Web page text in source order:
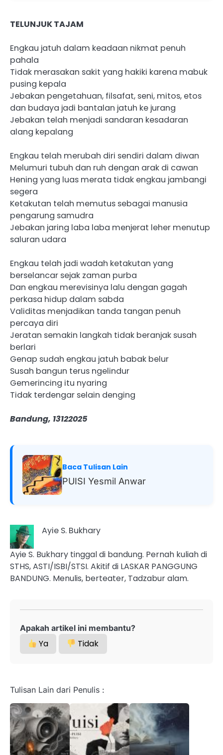
TELUNJUK TAJAM
Engkau jatuh dalam keadaan nikmat penuh
pahala
Tidak merasakan sakit yang hakiki karena mabuk
pusing kepala
Jebakan pengetahuan, filsafat, seni, mitos, etos
dan budaya jadi bantalan jatuh ke jurang
Jebakan telah menjadi sandaran kesadaran
alang kepalang
Engkau telah merubah diri sendiri dalam diwan
Melumuri tubuh dan ruh dengan arak di cawan
Hening yang luas merata tidak engkau jambangi
segera
Ketakutan telah memutus sebagai manusia
pengarung samudra
Jebakan jaring laba laba menjerat leher menutup
saluran udara
Engkau telah jadi wadah ketakutan yang
berselancar sejak zaman purba
Dan engkau merevisinya lalu dengan gagah
perkasa hidup dalam sabda
Validitas menjadikan tanda tangan penuh
percaya diri
Jeratan semakin langkah tidak beranjak susah
berlari
Genap sudah engkau jatuh babak belur
Susah bangun terus ngelindur
Gemerincing itu nyaring
Tidak terdengar selain denging
Bandung, 13122025
Baca Tulisan Lain
PUISI Yesmil Anwar
Ayie S. Bukhary
Ayie S. Bukhary tinggal di bandung. Pernah kuliah di
STHS, ASTI/ISBI/STSI. Akitif di LASKAR PANGGUNG
BANDUNG. Menulis, berteater, Tadzabur alam.
Apakah artikel ini membantu?
Ya Tidak
Tulisan Lain dari Penulis :